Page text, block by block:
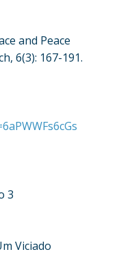
and Peace
6(3): 167-191.
3
Viciado